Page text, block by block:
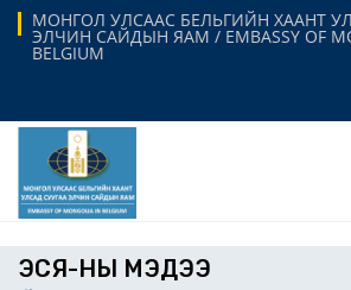
МОНГОЛ УЛСААС БЕЛЬГИЙН ХААНТ
ЭЛЧИН САЙДЫН ЯАМ / EMBASSY OF
BELGIUM
ЭСЯ-НЫ МЭДЭЭ